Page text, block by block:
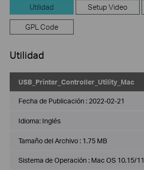
Utilidad Setup Video
GPL Code
Utilidad
USB_Printer_Controller_Utility_Mac
Fecha de Publicación : 2022-02-21
Idioma: Inglés
Tamaño del Archivo : 1.75 MB
Sistema de Operación : Mac OS 10.15/